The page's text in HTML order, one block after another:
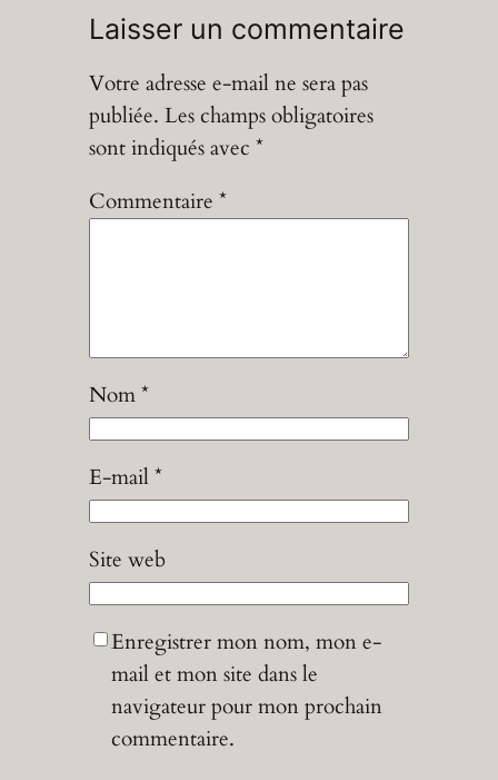
Laisser un commentaire
Votre adresse e-mail ne sera pas
publiée. Les champs obligatoires
sont indiqués avec *
Commentaire *
Nom*
E-mail*
Site web
Enregistrer mon nom, mon e-
mail et mon site dans le
navigateur pour mon prochain
commentaire.